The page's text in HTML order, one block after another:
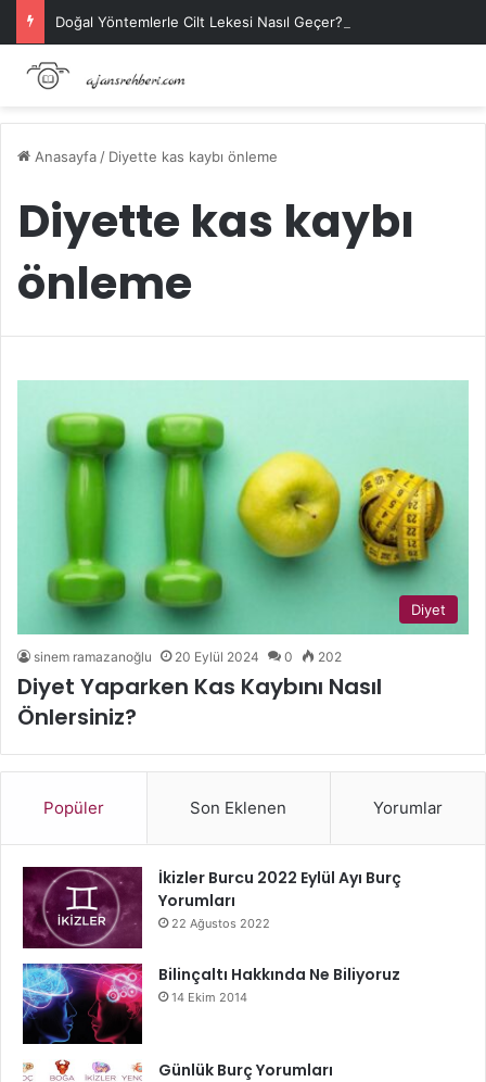
Doğal Yöntemlerle Cilt Lekesi Nasıl Geçer?
Anasayfa / Diyette kas kaybı önleme
Diyette kas kaybı
önleme
Diyet
sinem ramazanoğlu 20 Eylül 2024 0 202
Diyet Yaparken Kas Kaybını Nasıl
Önlersiniz?
Popüler Son Eklenen Yorumlar
İkizler Burcu 2022 Eylül Ayı Burç
Yorumları
22 Ağustos 2022
Bilinçaltı Hakkında Ne Biliyoruz
14 Ekim 2014
Günlük Burç Yorumları